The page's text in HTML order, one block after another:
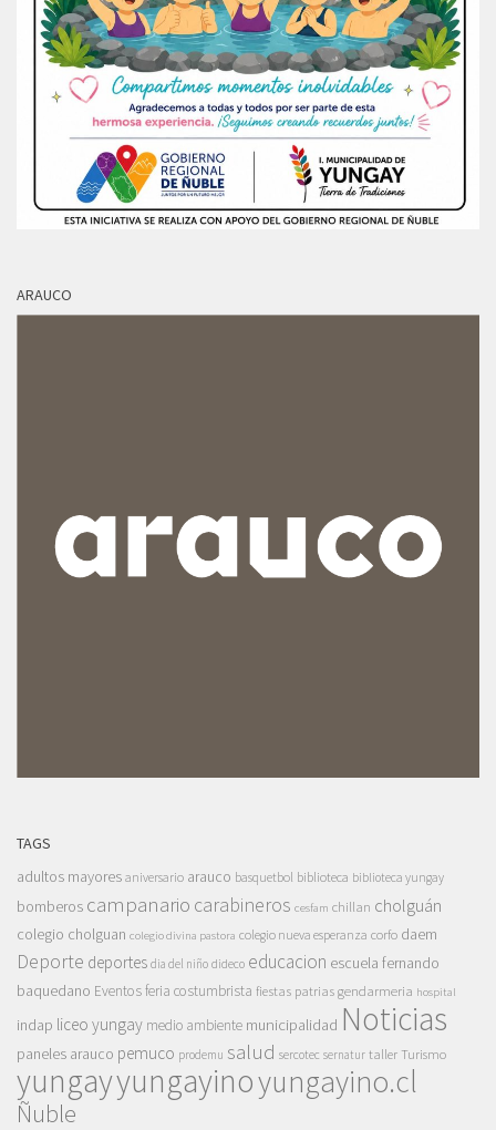
ARAUCO
TAGS
adultos mayores aniversario arauco basquetbol biblioteca biblioteca yungay
bomberos campanario carabineros cesfam chillan cholguán
colegio cholguan colegio divina pastora colegio nueva esperanza corfo daem
Deporte deportes dia del niño dideco educacion escuela fernando
baquedano Eventosferia costumbrista fiestas patrias gendarmeria hospital
indap liceo yungay medio ambiente municipalidad Noticias
paneles arauco pemuco prodemu salud sercotec sernatur taller Turismo
yungayyungayinoyungayino.cl
Ñuble